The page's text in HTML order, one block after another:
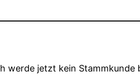
werde jetzt kein